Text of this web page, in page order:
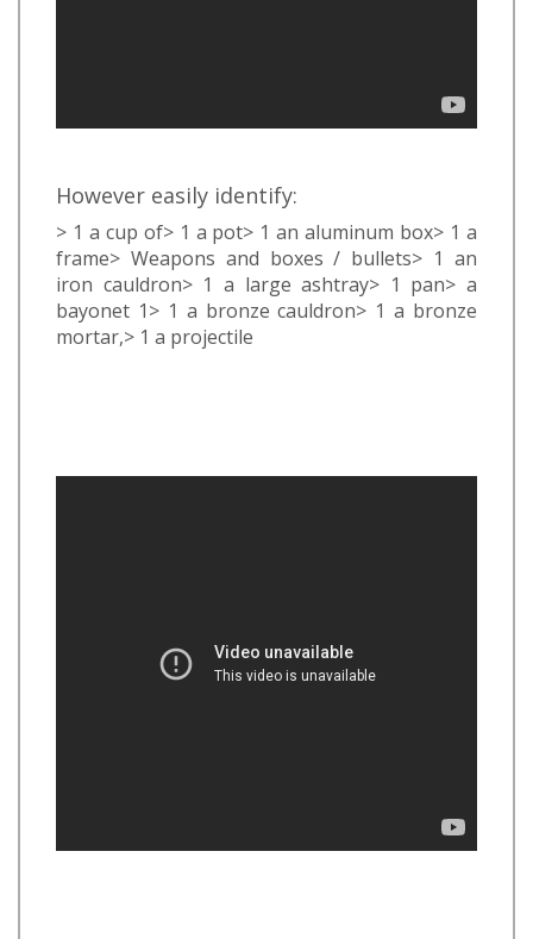
However easily identify:
> 1 a cup of> 1 a pot> 1 an aluminum box> 1 a
frame> Weapons and boxes / bullets> 1 an
iron cauldron> 1 a large ashtray> 1 pan> a
bayonet 1> 1 a bronze cauldron> 1 a bronze
mortar,> 1 a projectile